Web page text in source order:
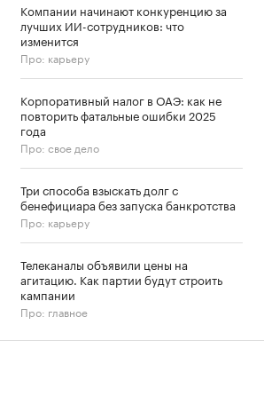
Компании начинают конкуренцию за
лучших ИИ-сотрудников: что
изменится
Про: карьеру
Корпоративный налог в ОАЭ: как не
повторить фатальные ошибки 2025
года
Про: свое дело
Три способа взыскать долг с
бенефициара без запуска банкротства
Про: карьеру
Телеканалы объявили цены на
агитацию. Как партии будут строить
кампании
Про: главное